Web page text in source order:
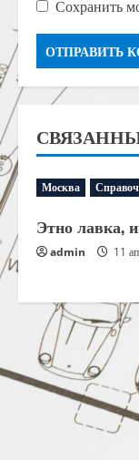
Сохранить
Москва
Этно лавка,
admin 11